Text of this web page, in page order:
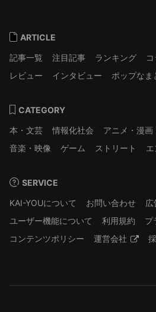
ARTICLE
記事一覧
注目記事 ランキング
レビュー
インタビュー ポップなま
CATEGORY
本・文芸
情報化社会 アニメ・漫画
音楽・映像
ゲーム ストリート エ
SERVICE
KAI-YOUについて
お問い合わせ
広
ユーザー機能について
利用規約
プ
コンテンツポリシー
運営会社